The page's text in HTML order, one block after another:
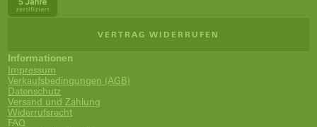
VERTRAG WIDERRUFEN
Informationen
Impressum
Verkaufsbedingungen (AGB)
Datenschutz
Versand und Zahlung
Widerrufsrecht
FAQ